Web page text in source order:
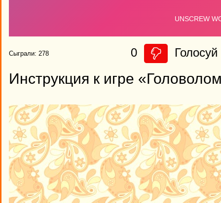
Сыграли: 278 0 Голосуй
Инструкция к игре